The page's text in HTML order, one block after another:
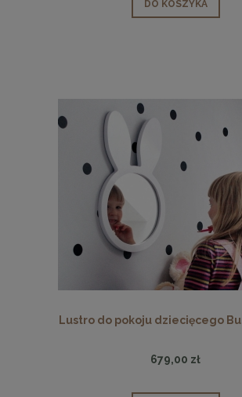
DO KOSZYKA
Lustro do pokoju dziecięcego
679,00 zł